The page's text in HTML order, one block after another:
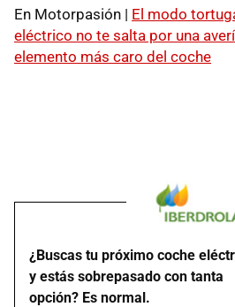
En Motorpasión | El modo
eléctrico no te salta por una
elemento más caro del coche
¿Buscas tu próximo coche
y estás sobrepasado con tanta
opción? Es normal.